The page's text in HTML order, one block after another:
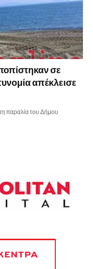
σε
απέκλεισε
παραλία του Δήμου